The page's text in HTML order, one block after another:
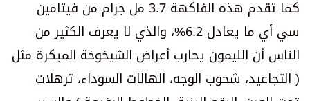
كما تقدم هذه الفاكهة 3.7 مل جرام من فيتامين
سي أي ما يعادل 6.2%، والذي لا يعرف الكثير من
الناس أن الليمون يحارب أعراض الشيخوخة المبكرة مثل
( التجاعيد، شحوب الوجه، الهالات السوداء، ترهلات